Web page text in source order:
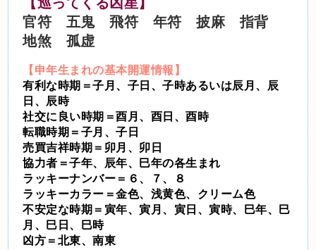
官符 五鬼 飛符 年符 披麻 指背
地煞 孤虚
【申年生まれの基本開運情報】
有利な時期＝子月、子日、子時あるいは辰月、辰
日、辰時
社交に良い時期＝酉月、酉日、酉時
転職時期＝子月、子日
売買吉祥時期＝卯月、卯日
協力者＝子年、辰年、巳年の各生まれ
ラッキーナンバー＝６、７、８
ラッキーカラー＝金色、浅黄色、クリーム色
不安定な時期＝寅年、寅月、寅日、寅時、巳年、巳
月、巳日、巳時
凶方＝北東、南東